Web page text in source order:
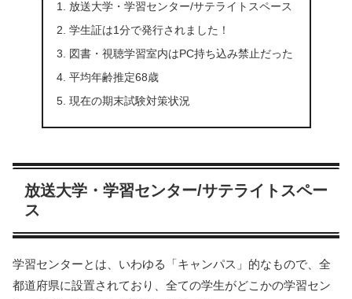
放送大学・学習センター/サテライトスペース
学生証は1分で発行されました！
図書・視聴学習室内はPC持ち込み禁止だった
平均年齢推定68歳
現在の期末試験対策状況
放送大学・学習センター/サテライトスペー
ス
学習センターとは、いわゆる「キャンパス」的なもので、全
都道府県に設置されており、全ての学生がどこかの学習セン